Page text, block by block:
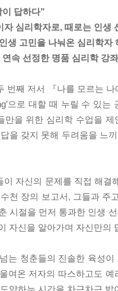
답하다”
자 심리학자로, 때로는 인생
생 고민을 나눠온 심리학자
속 선정한 명품 심리학 강
번째 저서 『나를 모르는
으로 대할 때 누릴 수 있
만을 위한 심리학 수업을
을 갖지 못해 두려움을 느
이 자신의 문제를 직접 해
천 장의 보고서, 그들과 주
시절을 먼저 통과한 인생
자신을 알아가며 자신만의
는 청춘들의 진솔한 육성
여온 저자의 따스하고도
약하는 시간을 차근차근